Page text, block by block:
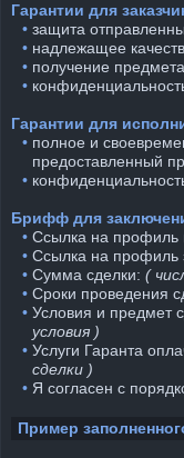
Гарантии для
⠀• защита
⠀• надлежащее
⠀• получение
⠀•
Гарантии для
⠀• полное и
предоставленный
⠀•
Брифф для
⠀• Ссылка на профиль
⠀• Ссылка на профиль
⠀• Сумма сделки: (
⠀• Сроки проведения
⠀• Условия и предмет
условия )
⠀• Услуги Гаранта
сделки )
⠀• Я согласен с
Пример